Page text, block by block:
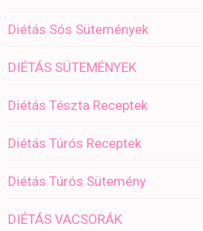
Diétás Sós Sütemények
DIÉTÁS SÜTEMÉNYEK
Diétás Tészta Receptek
Diétás Túrós Receptek
Diétás Túrós Sütemény
DIÉTÁS VACSORÁK